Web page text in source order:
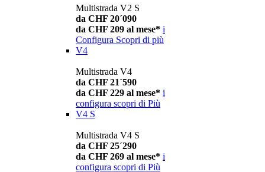
Multistrada V2 S
da CHF 20´090
da CHF 209 al mese* i
Configura Scopri di più
V4
Multistrada V4
da CHF 21´590
da CHF 229 al mese* i
configura scopri di Più
V4 S
Multistrada V4 S
da CHF 25´290
da CHF 269 al mese* i
configura scopri di Più